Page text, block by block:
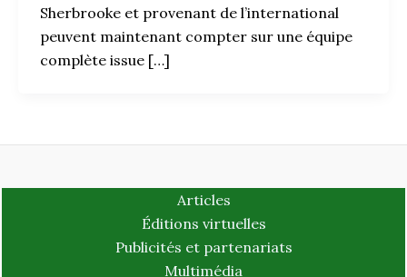
Sherbrooke et provenant de l’international
peuvent maintenant compter sur une équipe
complète issue […]
Articles
Éditions virtuelles
Publicités et partenariats
Multimédia